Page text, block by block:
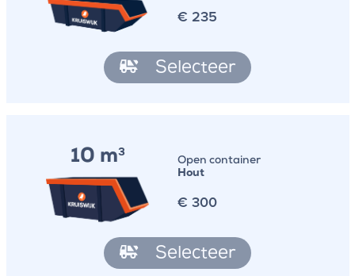
€ 235
Selecteer
10 m3
Open container
Hout
€ 300
Selecteer